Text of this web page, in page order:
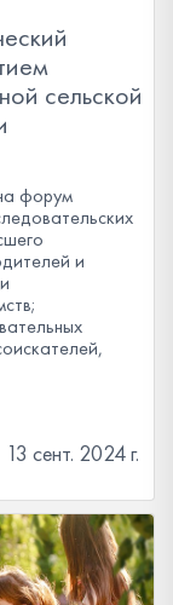
сельской
форум
и
13 сент. 2024 г.